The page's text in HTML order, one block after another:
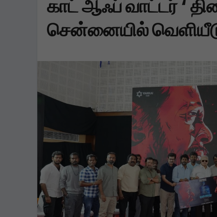
காட் ஆஃப் வாட்டர் ‘
சென்னையில்